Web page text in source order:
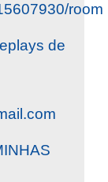
room
de